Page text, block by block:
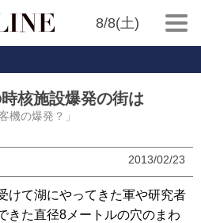
8/8(土)
核施設爆発の街は
機の爆発？」
2013/02/23
けて湖にやってきた軍や研究者
きた直径8メートルの穴のまわ